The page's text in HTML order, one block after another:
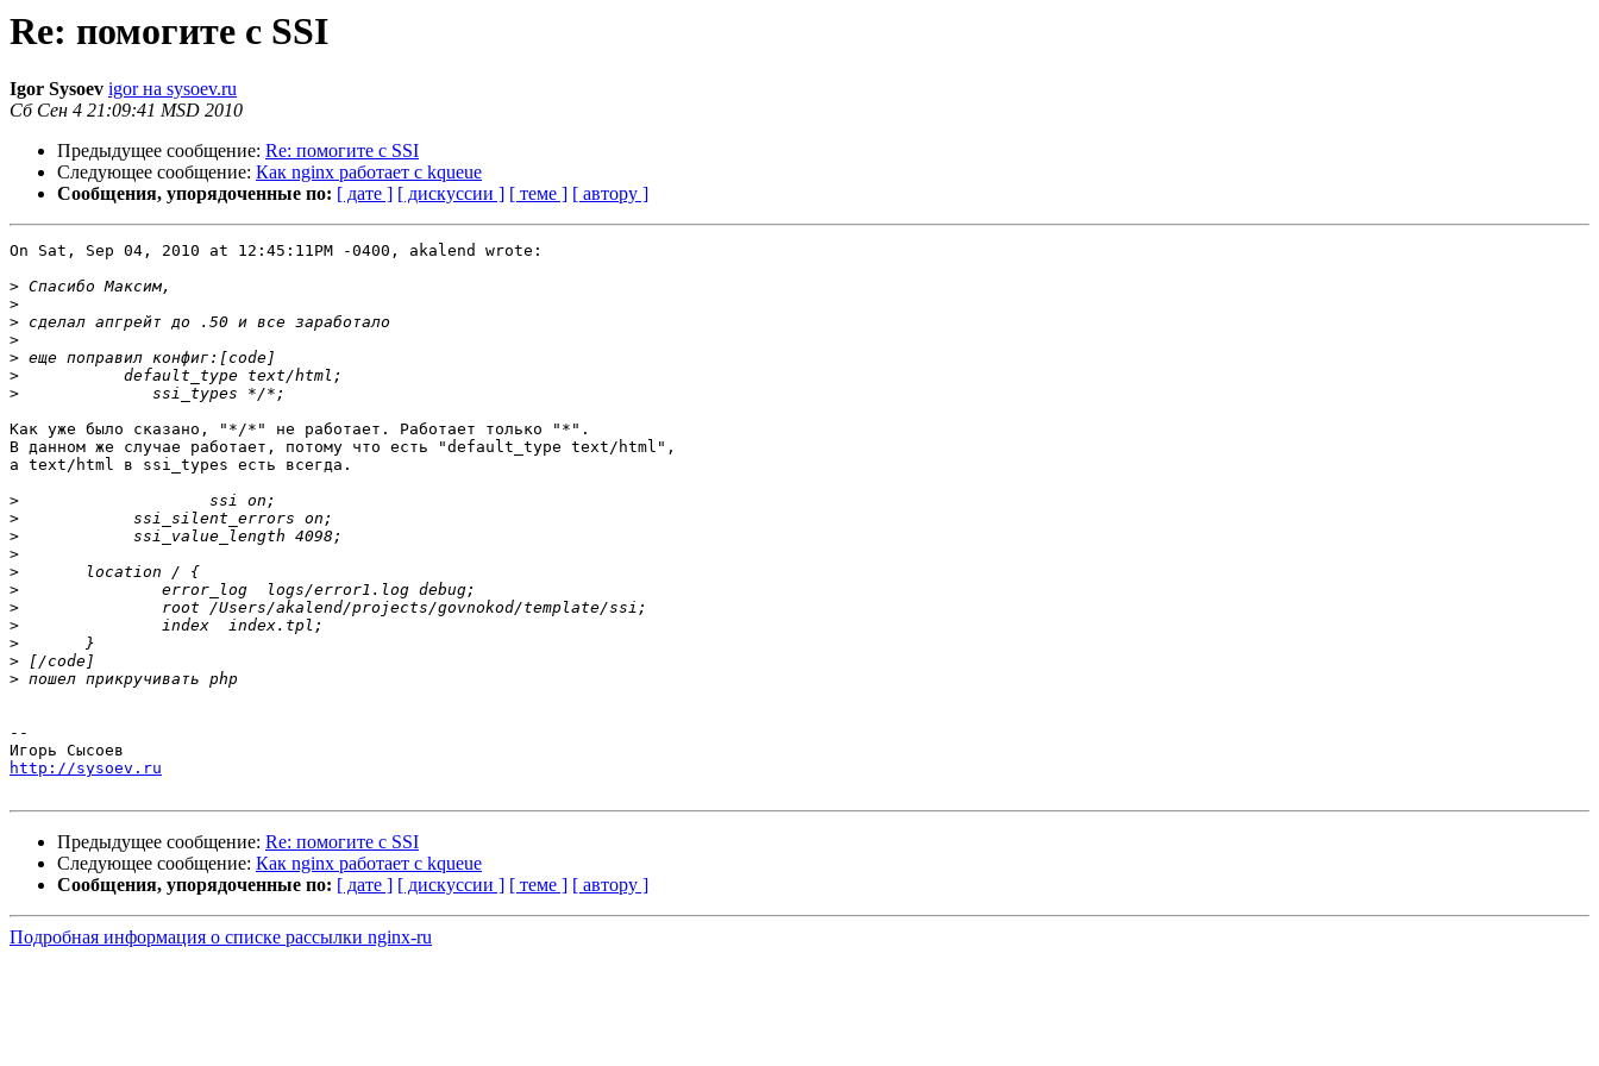
Re: помогите c SSI
Igor Sysoev igor на sysoev.ru
Сб Сен 4 21:09:41 MSD 2010
Предыдущее сообщение: Re: помогите c SSI
Следующее сообщение: Как nginx работает с kqueue
Сообщения, упорядоченные по: [ дате ] [ дискуссии ] [ теме ] [ автору ]
On Sat, Sep 04, 2010 at 12:45:11PM -0400, akalend wrote:
>
>
>
>
>
>
>
Как уже было сказано, "*/*" не работает. Работает только "*".
В данном же случае работает, потому что есть "default_type text/html",
а text/html в ssi_types есть всегда.
>
>
>
>
>
>
>
>
>
>
>
--
http://sysoev.ru
Предыдущее сообщение: Re: помогите c SSI
Следующее сообщение: Как nginx работает с kqueue
Сообщения, упорядоченные по: [ дате ] [ дискуссии ] [ теме ] [ автору ]
Подробная информация о списке рассылки nginx-ru